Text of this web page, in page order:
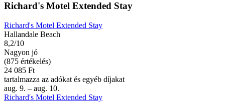
Richard's Motel Extended Stay
Richard's Motel Extended Stay
Hallandale Beach
8,2/10
Nagyon jó
(875 értékelés)
24 085 Ft
tartalmazza az adókat és egyéb díjakat
aug. 9. – aug. 10.
Richard's Motel Extended Stay